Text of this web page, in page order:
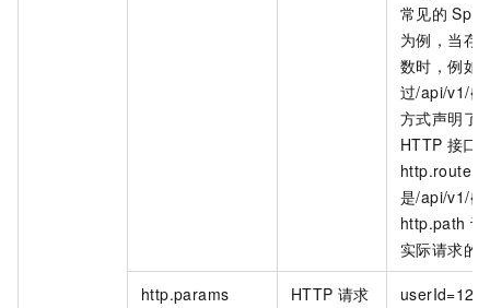
常见的
为例，当存
数时，例如
过/api/v1/
方式声明了
HTTP 接口
http.route
是/api/v1/
http.path 记
实际请求的
http.params HTTP 请求
userId=123